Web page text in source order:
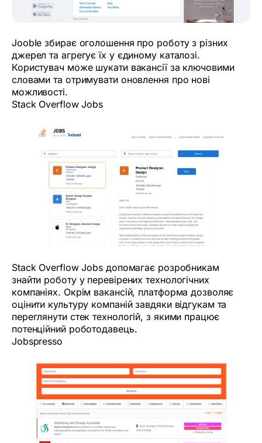
Jooble збирає оголошення про роботу з різних
джерел та агрегує їх у єдиному каталозі.
Користувач може шукати вакансії за ключовими
словами та отримувати оновлення про нові
можливості.
Stack Overflow Jobs
Stack Overflow Jobs допомагає розробникам
знайти роботу у перевірених технологічних
компаніях. Окрім вакансій, платформа дозволяє
оцінити культуру компаній завдяки відгукам та
переглянути стек технологій, з якими працює
потенційний роботодавець.
Jobspresso